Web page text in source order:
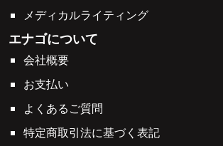
メディカルライティング
エナゴについて
会社概要
お支払い
よくあるご質問
特定商取引法に基づく表記